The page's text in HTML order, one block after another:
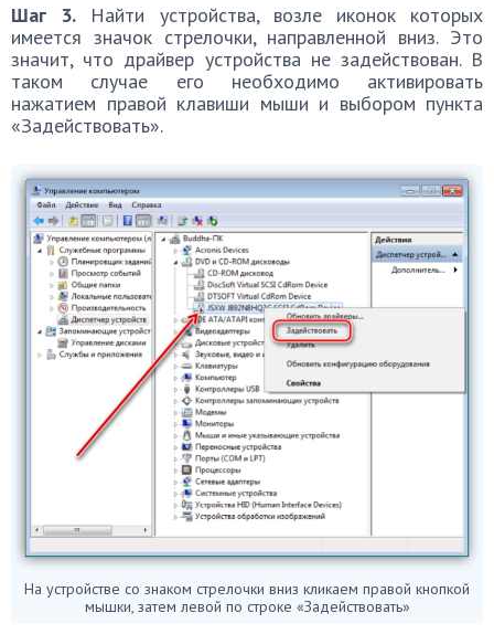
Шаг 3. Найти устройства, возле иконок которых
имеется значок стрелочки, направленной вниз. Это
значит, что драйвер устройства не задействован. В
таком случае его необходимо активировать
нажатием правой клавиши мыши и выбором пункта
«Задействовать».
На устройстве со знаком стрелочки вниз кликаем правой кнопкой
мышки, затем левой по строке «Задействовать»